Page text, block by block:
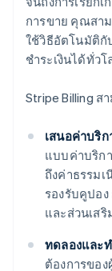
การขาย คุณสา
ใช้วิธีอัตโนมัติกั
ชำระเงินได้ทั่วโ
Stripe Billing
เสนอค่าบริ
แบบค่าบริก
ถึงค่าธรรม
รองรับคูปอ
และส่วนเส
ทดลองและ
ต้องการขอ